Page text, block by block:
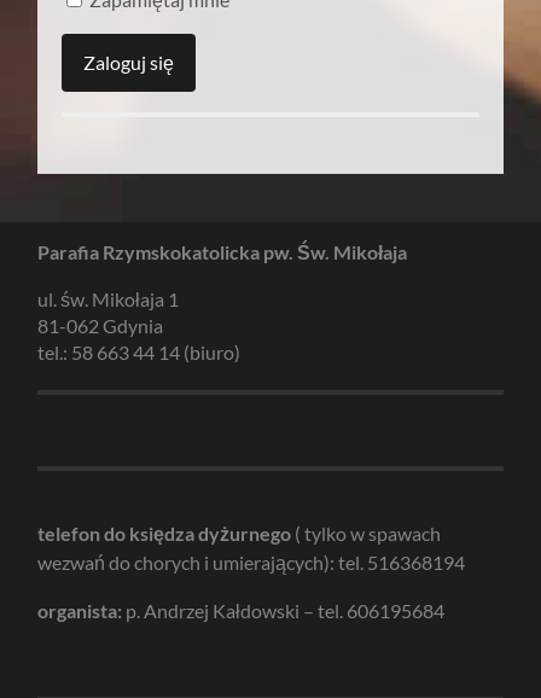
Parafia Rzymskokatolicka pw. Św. Mikołaja
ul. św. Mikołaja 1
81-062 Gdynia
tel.: 58 663 44 14 (biuro)
telefon do księdza dyżurnego ( tylko w spawach
wezwań do chorych i umierających): tel. 516368194
organista: p. Andrzej Kałdowski – tel. 606195684